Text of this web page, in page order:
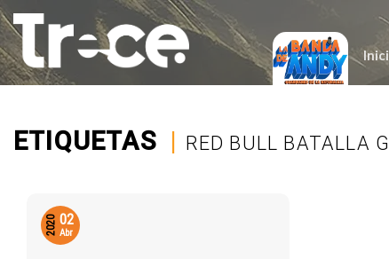
Saltar
al
contenido
ETIQUETAS | RED BULL BATALLA
02
Abr
2020